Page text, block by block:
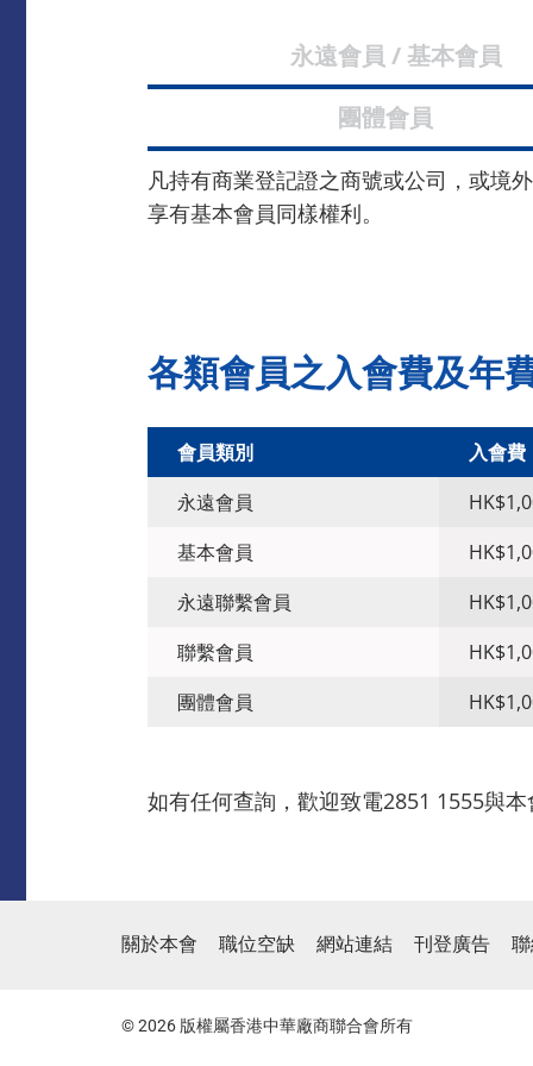
永遠會員 / 基本
團體會
凡持有商業登記證之商號或公司，或境
享有基本會員同樣權利。
各類會員之入會費及年
會員類別
入會費
永遠會員
基本會員
永遠聯繫會員
聯繫會員
團體會員
如有任何查詢，歡迎致電2851 1555與
關於本會 職位空缺 網站連結 刊登廣告
© 2026 版權屬香港中華廠商聯合會所有